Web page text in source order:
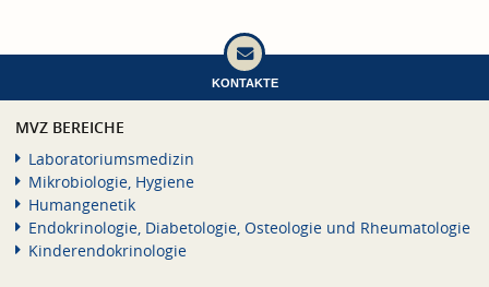
KONTAKTE
MVZ BEREICHE
Laboratoriumsmedizin
Mikrobiologie, Hygiene
Humangenetik
Endokrinologie, Diabetologie, Osteologie und Rheumatologie
Kinderendokrinologie